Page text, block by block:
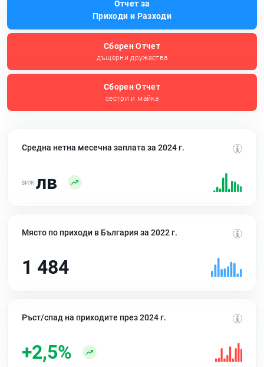
Отчет за
Приходи и Разходи
Сборен Отчет
дъщерни дружества
Сборен Отчет
сестри и майка
Средна нетна месечна заплата за 2024 г.
лв
Място по приходи в България за 2022 г.
1 484
Ръст/спад на приходите през 2024 г.
+2,5%